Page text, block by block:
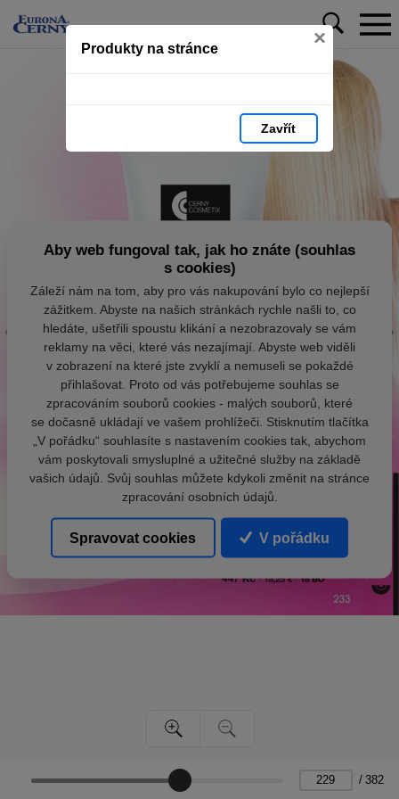
Produkty na stránce ×
Zavřít
/ 382
Aby web fungoval tak, jak ho znáte (souhlas
s cookies)
Záleží nám na tom, aby pro vás nakupování bylo co nejlepší
zážitkem. Abyste na našich stránkách rychle našli to, co
hledáte, ušetřili spoustu klikání a nezobrazovaly se vám
reklamy na věci, které vás nezajímají. Abyste web viděli
v zobrazení na které jste zvyklí a nemuseli se pokaždé
přihlašovat. Proto od vás potřebujeme souhlas se
zpracováním souborů cookies - malých souborů, které
se dočasně ukládají ve vašem prohlížeči. Stisknutím tlačítka
„V pořádku“ souhlasíte s nastavením cookies tak, abychom
vám poskytovali smysluplné a užitečné služby na základě
vašich údajů. Svůj souhlas můžete kdykoli změnit na stránce
zpracování osobních údajů.
Spravovat cookies V pořádku